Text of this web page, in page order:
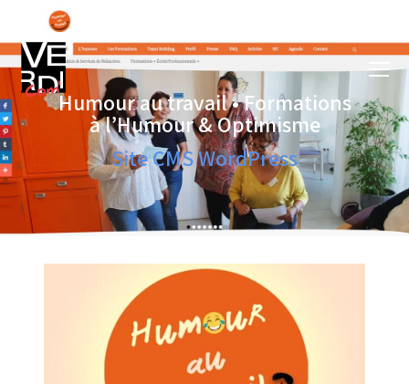
Humour au travail • Formations
à l’Humour & Optimisme
Site CMS WordPress